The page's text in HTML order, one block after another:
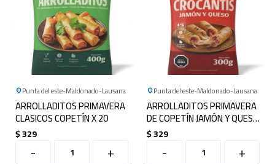
Punta del este Maldonado Lausana
ARROLLADITOS PRIMAVERA
CLASICOS COPETÍN X 20
$329
- +
Punta del este Maldonado Lausana
ARROLLADITOS PRIMAVERA
DE COPETÍN JAMÓN Y QUESO
X 15
$329
- +